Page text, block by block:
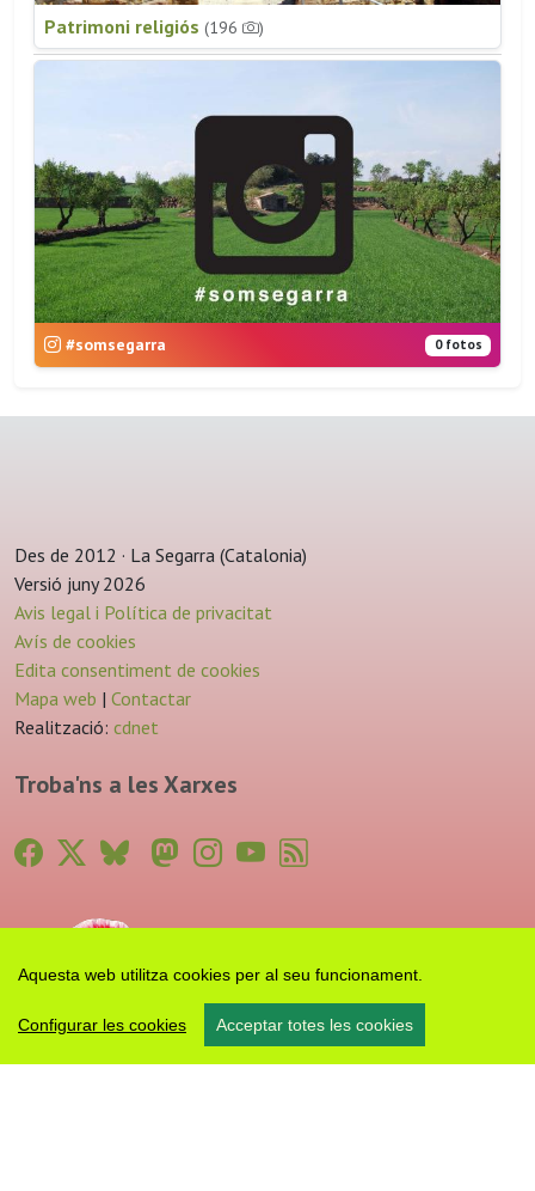
Aquesta web utilitza cookies per al seu funcionament.
Configurar les cookies Acceptar totes les cookies
Patrimoni religiós (196 )
#somsegarra 0 fotos
Des de 2012 · La Segarra (Catalonia)
Versió juny 2026
Avis legal i Política de privacitat
Avís de cookies
Edita consentiment de cookies
Mapa web | Contactar
Realització: cdnet
Troba'ns a les Xarxes